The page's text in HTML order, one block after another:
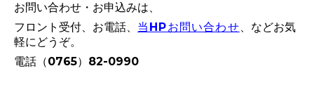
お問い合わせ・お申込みは、
フロント受付、お電話、 当HPお問い合わせ、などお気
軽にどうぞ。
電話（0765）82-0990